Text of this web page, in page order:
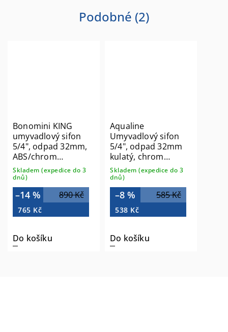
Podobné (2)
Bonomini KING
umyvadlový sifon
5/4", odpad 32mm,
ABS/chrom
0595PR25K7
Skladem (expedice do 3
dnů)
890 Kč
–14 %
765 Kč
Do košíku
Aqualine
Umyvadlový sifon
5/4", odpad 32mm
kulatý, chrom
CV1003
Skladem (expedice do 3
dnů)
585 Kč
–8 %
538 Kč
Do košíku